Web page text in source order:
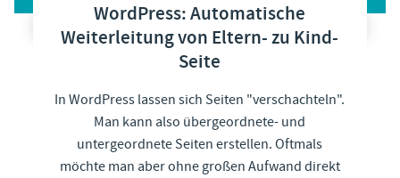
WordPress: Automatische
Weiterleitung von Eltern- zu Kind-
Seite
In WordPress lassen sich Seiten "verschachteln".
Man kann also übergeordnete- und
untergeordnete Seiten erstellen. Oftmals
möchte man aber ohne großen Aufwand direkt